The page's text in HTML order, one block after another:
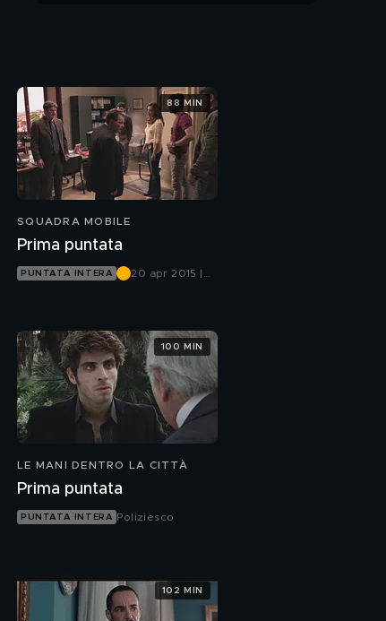
SQUADRA MOBILE
Prima puntata
PUNTATA INTERA
20 apr 2015 |
88 MIN
LE MANI DENTRO LA CITTÀ
Prima puntata
PUNTATA INTERA Poliziesco
100 MIN
102 MIN